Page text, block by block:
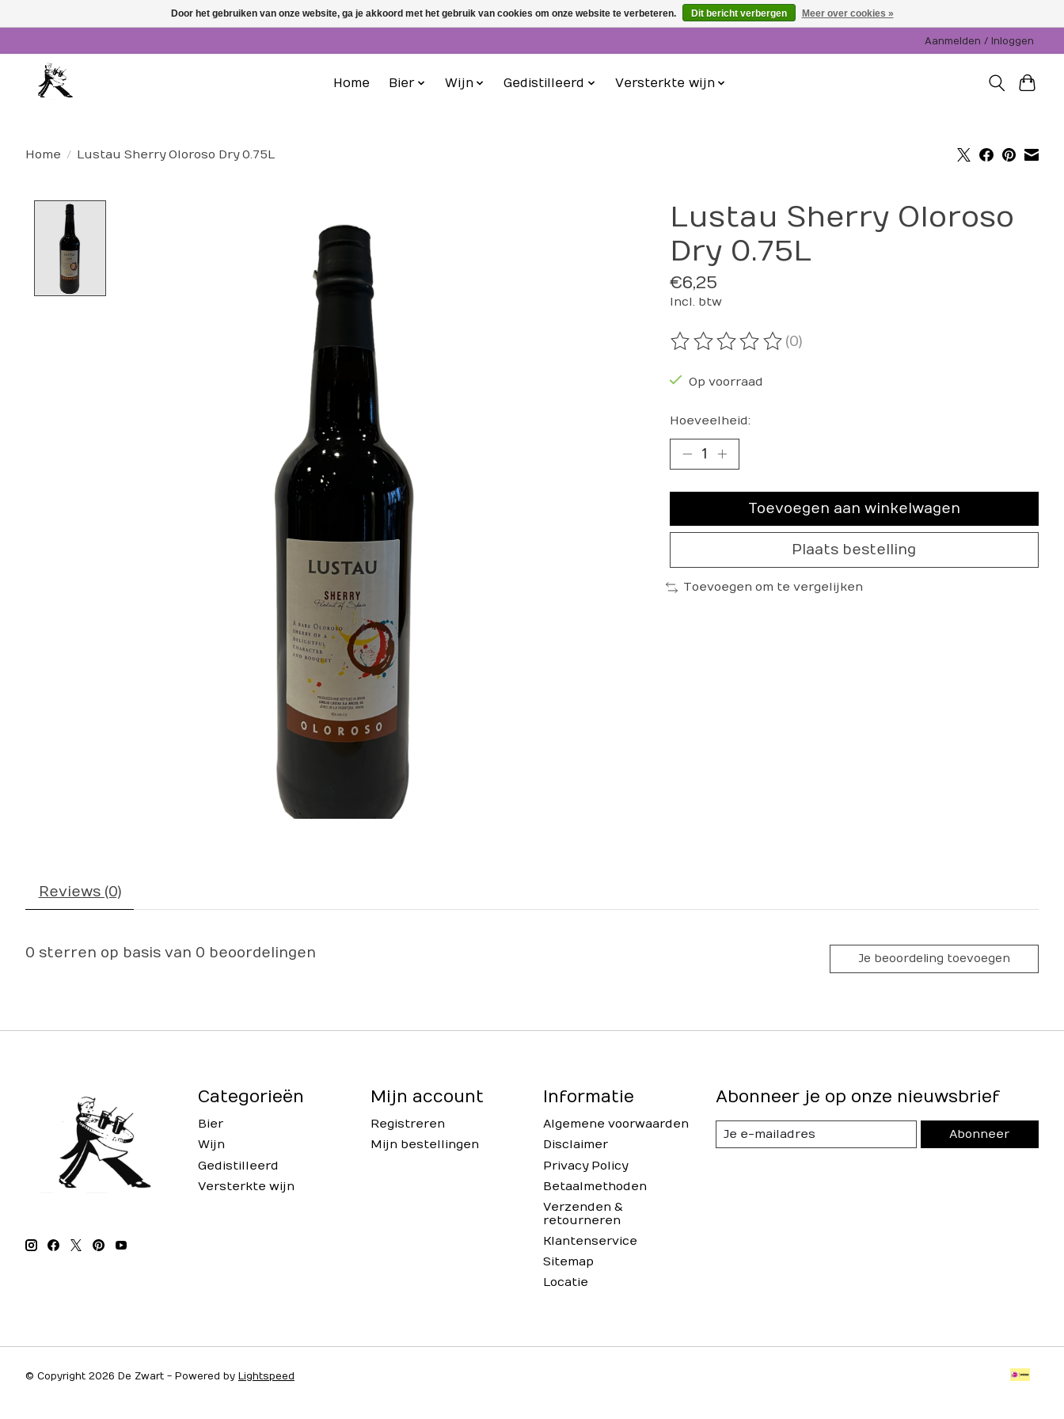
Aanmelden / Inloggen
Home Bier Wijn Gedistilleerd Versterkte wijn
Home / Lustau Sherry Oloroso Dry 0.75L
Lustau Sherry Oloroso
Dry 0.75L
€6,25
Incl. btw
De beoordeling van dit product is
(0)
Op voorraad
Hoeveelheid:
Toevoegen aan winkelwagen
Plaats bestelling
Toevoegen om te vergelijken
Reviews (0)
0 sterren op basis van 0 beoordelingen Je beoordeling toevoegen
Categorieën
Bier
Wijn
Gedistilleerd
Versterkte wijn
Mijn account
Registreren
Mijn bestellingen
Informatie
Algemene voorwaarden
Disclaimer
Privacy Policy
Betaalmethoden
Verzenden &
retourneren
Klantenservice
Sitemap
Locatie
Abonneer je op onze nieuwsbrief
Abonneer
© Copyright 2026 De Zwart - Powered by Lightspeed
Door het gebruiken van onze website, ga je akkoord met het gebruik van cookies om onze website te verbeteren. Dit bericht verbergen Meer over cookies »